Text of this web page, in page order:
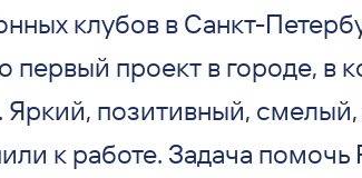
клубов в Санкт-
проект в городе, в
Яркий, позитивный,
к работе. Задача помочь